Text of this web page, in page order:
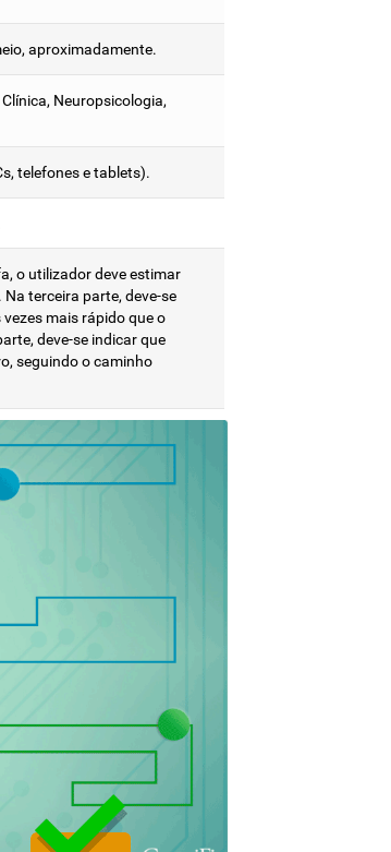
aproximadamente.
Neuropsicologia,
telefones e tablets).
o utilizador deve estimar
terceira parte, deve-se
mais rápido que o
deve-se indicar que
seguindo o caminho